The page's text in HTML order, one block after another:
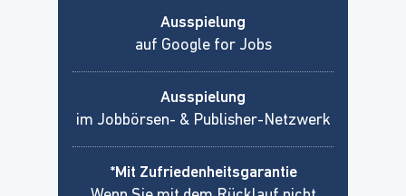
Ausspielung
auf Google for Jobs
Ausspielung
im Jobbörsen- & Publisher-Netzwerk
*Mit Zufriedenheitsgarantie